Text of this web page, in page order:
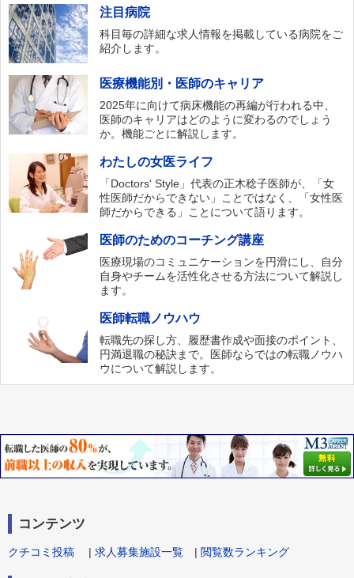
注目病院
科目毎の詳細な求人情報を掲載している病院をご
紹介します。
医療機能別・医師のキャリア
2025年に向けて病床機能の再編が行われる中、
医師のキャリアはどのように変わるのでしょう
か。機能ごとに解説します。
わたしの女医ライフ
「Doctors‘ Style」代表の正木稔子医師が、「女
性医師だからできない」ことではなく、「女性医
師だからできる」ことについて語ります。
医師のためのコーチング講座
医療現場のコミュニケーションを円滑にし、自分
自身やチームを活性化させる方法について解説し
ます。
医師転職ノウハウ
転職先の探し方、履歴書作成や面接のポイント、
円満退職の秘訣まで。医師ならではの転職ノウハ
ウについて解説します。
コンテンツ
クチコミ投稿 | 求人募集施設一覧 | 閲覧数ランキング